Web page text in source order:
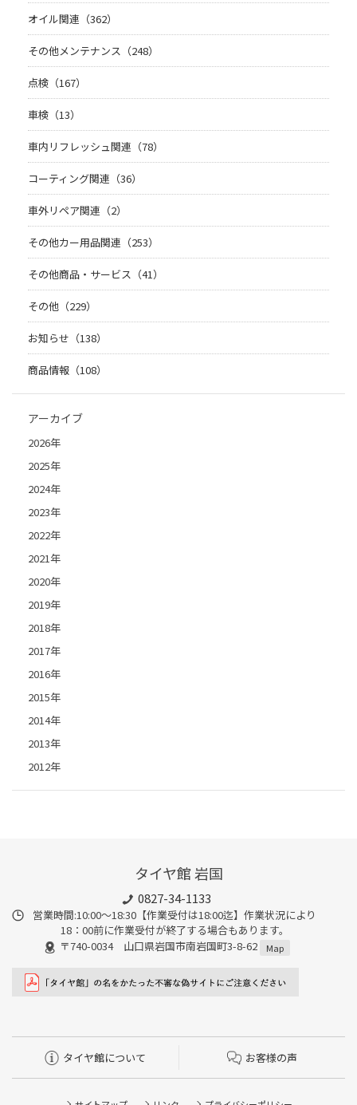
オイル関連（362）
その他メンテナンス（248）
点検（167）
車検（13）
車内リフレッシュ関連（78）
コーティング関連（36）
車外リペア関連（2）
その他カー用品関連（253）
その他商品・サービス（41）
その他（229）
お知らせ（138）
商品情報（108）
アーカイブ
2026年
2025年
2024年
2023年
2022年
2021年
2020年
2019年
2018年
2017年
2016年
2015年
2014年
2013年
2012年
タイヤ館 岩国
0827-34-1133
営業時間:10:00〜18:30【作業受付は18:00迄】作業状況により
18：00前に作業受付が終了する場合もあります。
〒740-0034 山口県岩国市南岩国町3-8-62
Map
タイヤ館について お客様の声